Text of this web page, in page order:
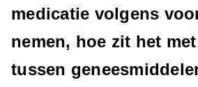
medicatie volgens
nemen, hoe zit het
tussen